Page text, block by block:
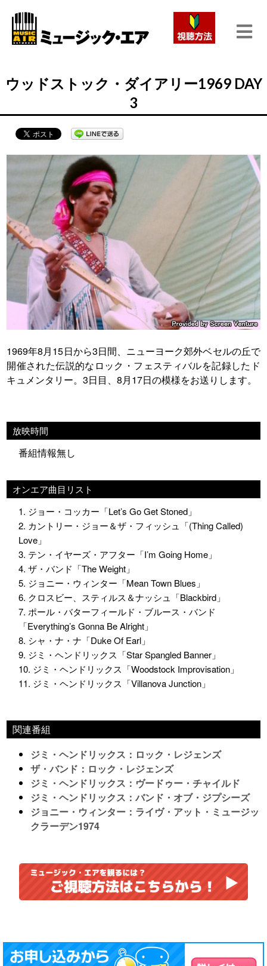
ウッドストック・ダイアリー1969 DAY
3
1969年8月15日から3日間、ニューヨーク郊外ベセルの丘で
開催された伝説的なロック・フェスティバルを記録したド
キュメンタリー。3日目、8月17日の模様をお送りします。
放映時間
番組情報無し
オンエア曲目リスト
1. ジョー・コッカー「Let’s Go Get Stoned」
2. カントリー・ジョー＆ザ・フィッシュ「(Thing Called)
Love」
3. テン・イヤーズ・アフター「I’m Going Home」
4. ザ・バンド「The Weight」
5. ジョニー・ウィンター「Mean Town Blues」
6. クロスビー、スティルス＆ナッシュ「Blackbird」
7. ポール・バターフィールド・ブルース・バンド
「Everything’s Gonna Be Alright」
8. シャ・ナ・ナ「Duke Of Earl」
9. ジミ・ヘンドリックス「Star Spangled Banner」
10. ジミ・ヘンドリックス「Woodstock Improvisation」
11. ジミ・ヘンドリックス「Villanova Junction」
関連番組
ジミ・ヘンドリックス：ロック・レジェンズ
ザ・バンド：ロック・レジェンズ
ジミ・ヘンドリックス：ヴードゥー・チャイルド
ジミ・ヘンドリックス：バンド・オブ・ジプシーズ
ジョニー・ウィンター：ライヴ・アット・ミュージッ
クラーデン1974